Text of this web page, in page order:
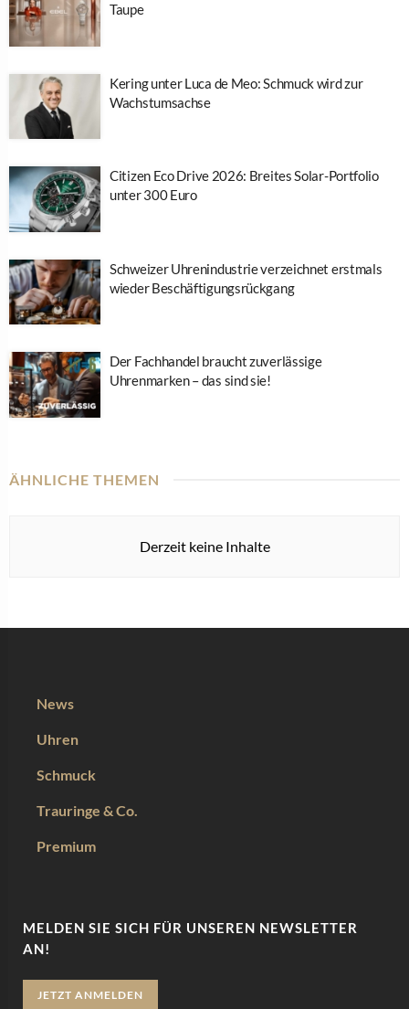
Taupe
Kering unter Luca de Meo: Schmuck wird zur
Wachstumsachse
Citizen Eco Drive 2026: Breites Solar-Portfolio
unter 300 Euro
Schweizer Uhrenindustrie verzeichnet erstmals
wieder Beschäftigungsrückgang
Der Fachhandel braucht zuverlässige
Uhrenmarken – das sind sie!
ÄHNLICHE THEMEN
Derzeit keine Inhalte
News
Uhren
Schmuck
Trauringe & Co.
Premium
MELDEN SIE SICH FÜR UNSEREN NEWSLETTER
AN!
JETZT ANMELDEN